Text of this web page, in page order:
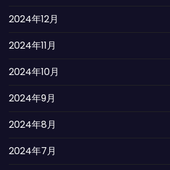
2024年12月
2024年11月
2024年10月
2024年9月
2024年8月
2024年7月